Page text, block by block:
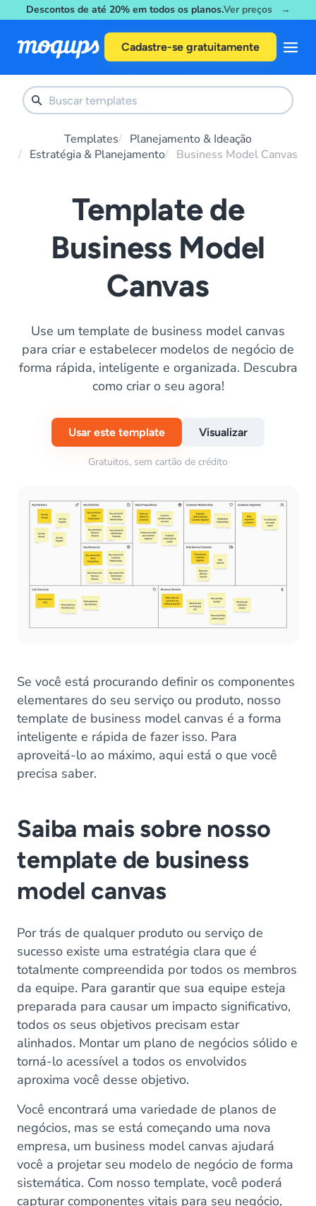
Skip to content
Descontos de até 20% em todos os planos.Ver preços →
Cadastre-se gratuitamente
Templates
Planejamento & Ideação
Estratégia & Planejamento
Business Model Canvas
Template de
Business Model
Canvas
Use um template de business model canvas
para criar e estabelecer modelos de negócio de
forma rápida, inteligente e organizada. Descubra
como criar o seu agora!
Usar este template Visualizar
Gratuitos, sem cartão de crédito
Se você está procurando definir os componentes
elementares do seu serviço ou produto, nosso
template de business model canvas é a forma
inteligente e rápida de fazer isso. Para
aproveitá-lo ao máximo, aqui está o que você
precisa saber.
Saiba mais sobre nosso
template de business
model canvas
Por trás de qualquer produto ou serviço de
sucesso existe uma estratégia clara que é
totalmente compreendida por todos os membros
da equipe. Para garantir que sua equipe esteja
preparada para causar um impacto significativo,
todos os seus objetivos precisam estar
alinhados. Montar um plano de negócios sólido e
torná-lo acessível a todos os envolvidos
aproxima você desse objetivo.
Você encontrará uma variedade de planos de
negócios, mas se está começando uma nova
empresa, um business model canvas ajudará
você a projetar seu modelo de negócio de forma
sistemática. Com nosso template, você poderá
capturar componentes vitais para seu negócio,